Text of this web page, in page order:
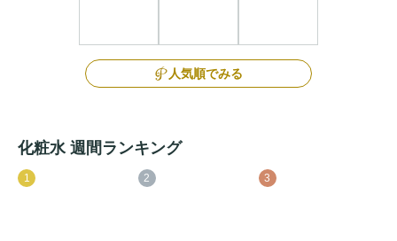
人気順でみる
化粧水 週間ランキング
1 2 3